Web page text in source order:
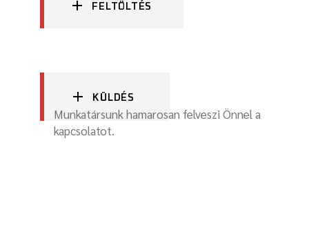
FELTÖLTÉS
KÜLDÉS
Munkatársunk hamarosan felveszi Önnel a
kapcsolatot.